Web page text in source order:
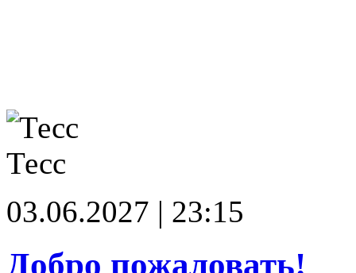
Тесс
03.06.2027 | 23:15
Добро пожаловать!